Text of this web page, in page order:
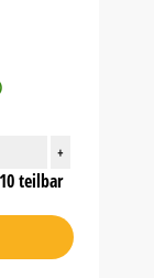
+
teilbar